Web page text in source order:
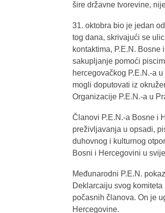
šire državne tvorevine,
31. oktobra bio je jedan
tog dana, skrivajući se
kontaktima, P.E.N.
sakupljanje pomoći
hercegovačkog P.E.N.-a
mogli doputovati iz
Organizacije P.E.N.-a u
Članovi P.E.N.-a Bosne i
preživljavanja u opsadi,
duhovnog i kulturnog
Bosni i Hercegovini u
Međunarodni P.E.N.
Deklarcaiju svog
počasnih članova. On je
Hercegovine.